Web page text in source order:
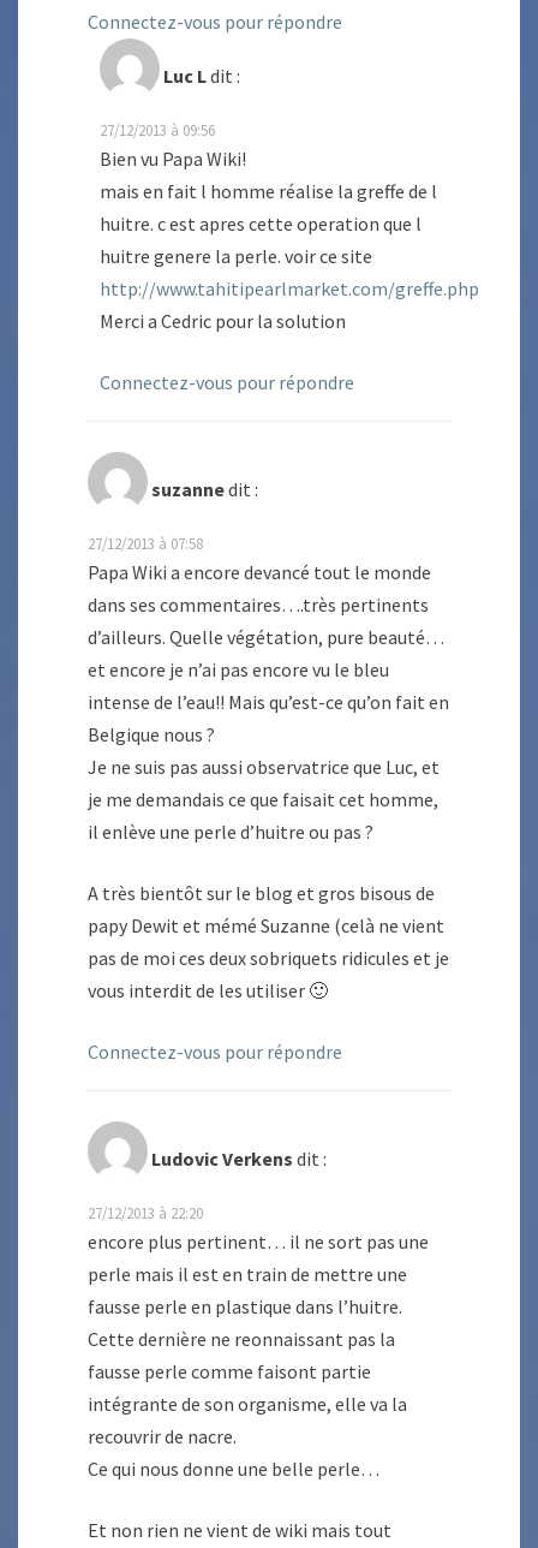
Connectez-vous pour répondre
Luc Ldit :
27/12/2013 à 09:56
Bien vu Papa Wiki!
mais en fait l homme réalise la greffe de l
huitre. c est apres cette operation que l
huitre genere la perle. voir ce site
http://www.tahitipearlmarket.com/greffe.php
Merci a Cedric pour la solution
Connectez-vous pour répondre
suzannedit :
27/12/2013 à 07:58
Papa Wiki a encore devancé tout le monde
dans ses commentaires….très pertinents
d’ailleurs. Quelle végétation, pure beauté…
et encore je n’ai pas encore vu le bleu
intense de l’eau!! Mais qu’est-ce qu’on fait en
Belgique nous ?
Je ne suis pas aussi observatrice que Luc, et
je me demandais ce que faisait cet homme,
il enlève une perle d’huitre ou pas ?
A très bientôt sur le blog et gros bisous de
papy Dewit et mémé Suzanne (celà ne vient
pas de moi ces deux sobriquets ridicules et je
vous interdit de les utiliser 🙂
Connectez-vous pour répondre
Ludovic Verkens dit :
27/12/2013 à 22:20
encore plus pertinent… il ne sort pas une
perle mais il est en train de mettre une
fausse perle en plastique dans l’huitre.
Cette dernière ne reonnaissant pas la
fausse perle comme faisont partie
intégrante de son organisme, elle va la
recouvrir de nacre.
Ce qui nous donne une belle perle…
Et non rien ne vient de wiki mais tout